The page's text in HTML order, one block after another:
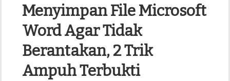
Menyimpan File Microsoft
Word Agar Tidak
Berantakan, 2 Trik
Ampuh Terbukti